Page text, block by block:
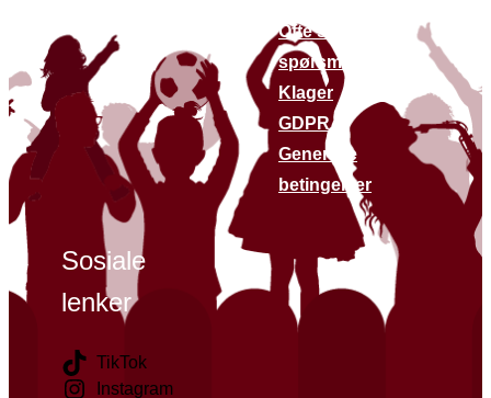
Ofte stilte
spørsmål
Klager
GDPR
Generelle
betingelser
Sosiale
lenker
TikTok
Instagram